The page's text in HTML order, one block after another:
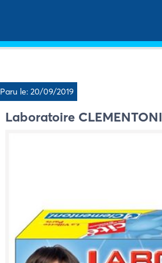
Paru le: 20/09/2019
Laboratoire CLEMENTONI